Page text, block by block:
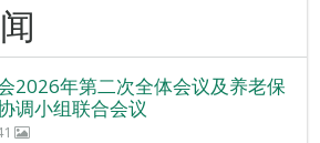
2026年第二次全体会议及养老保
调小组联合会议